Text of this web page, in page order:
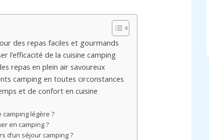
des repas faciles et gourmands
l’efficacité de la cuisine camping
repas en plein air savoureux
camping en toutes circonstances
et de confort en cuisine
légère ?
en camping ?
d’un séjour camping ?